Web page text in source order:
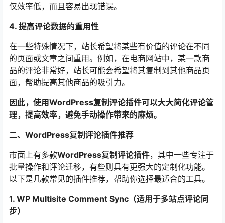
仅效率低，而且容易出现错误。
4. 提高评论数据的重用性
在一些特殊情况下，站长希望将某些有价值的评论在不同
的页面或文章之间重用。例如，在电商网站中，某一款商
品的评论非常好，站长可能会希望将其复制到其他商品页
面，帮助提高其他商品的吸引力。
因此，使用WordPress复制评论插件可以大大简化评论管
理，提高效率，避免手动操作带来的麻烦。
二、WordPress复制评论插件推荐
市面上有多款WordPress复制评论插件，其中一些专注于
批量操作和评论迁移，有些则具有更强大的定制化功能。
以下是几款常见的插件推荐，帮助你选择最适合的工具。
1. WP Multisite Comment Sync（适用于多站点评论同
步）